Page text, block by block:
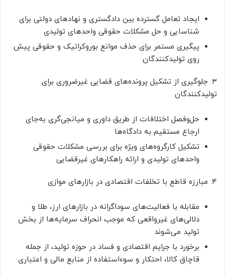
ایجاد تعامل گسترده بین دادگستری و نهادهای دولتی برای
شناسایی و حل مشکلات حقوقی واحدهای تولیدی
پیگیری مستمر برای حذف موانع بوروکراتیک و حقوقی پیش
روی تولیدکنندگان
۳. جلوگیری از تشکیل پرونده‌های قضایی غیرضروری برای
تولیدکنندگان
حل‌وفصل اختلافات از طریق داوری و میانجی‌گری به‌جای
ارجاع مستقیم به دادگاه‌ها
تشکیل کارگروه‌های ویژه برای بررسی مشکلات حقوقی
واحدهای تولیدی و ارائه راهکارهای غیرقضایی
۴. مبارزه قاطع با تخلفات اقتصادی در بازارهای موازی
مقابله با فعالیت‌های سوداگرانه در بازارهای ارز، طلا و
دلالی‌های غیرواقعی که موجب انحراف سرمایه‌ها از بخش
تولید می‌شوند
برخورد با جرایم اقتصادی و فساد در حوزه تولید، از جمله
قاچاق کالا، احتکار و سوءاستفاده از منابع مالی و اعتباری